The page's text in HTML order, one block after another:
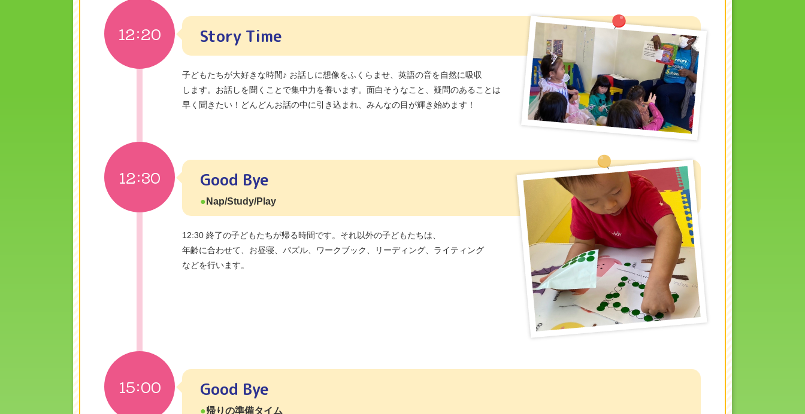
12:20 Story Time
子どもたちが大好きな時間♪ お話しに想像をふくらませ、英語の音を自然に吸収
します。お話しを聞くことで集中力を養います。面白そうなこと、疑問のあることは
早く聞きたい！どんどんお話の中に引き込まれ、みんなの目が輝き始めます！
12:30 Good Bye
Nap/Study/Play
12:30 終了の子どもたちが帰る時間です。それ以外の子どもたちは、
年齢に合わせて、お昼寝、パズル、ワークブック、リーディング、ライティング
などを行います。
15:00 Good Bye
帰りの準備タイム